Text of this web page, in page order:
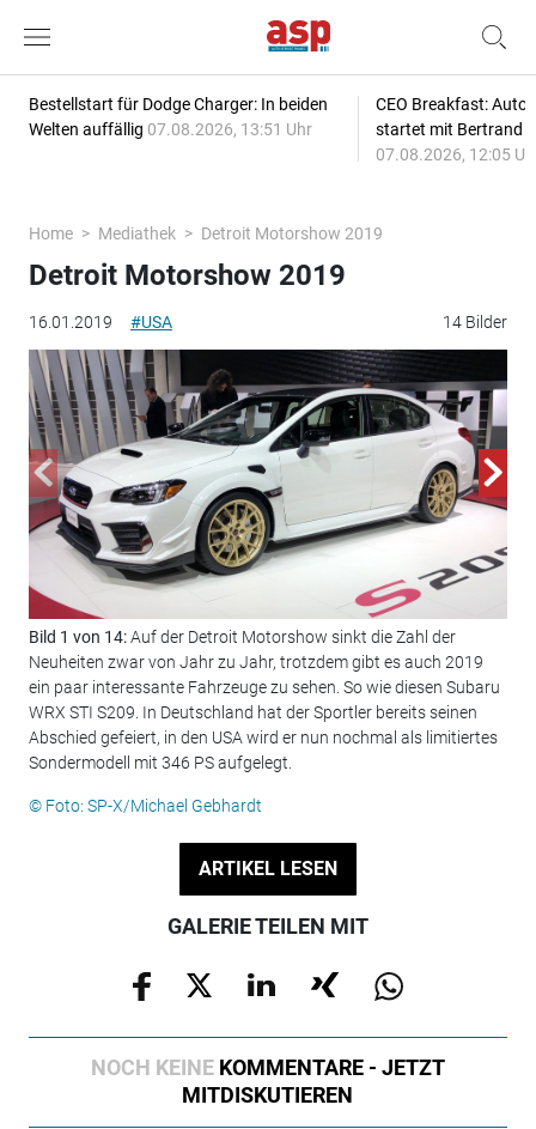
Bestellstart für Dodge Charger: In beiden
Welten auffällig 07.08.2026, 13:51 Uhr
CEO Breakfast:
startet mit Bertrand
07.08.2026, 12:05
Home Mediathek Detroit Motorshow 2019
16.01.2019 #USA 14 Bilder
Detroit Motorshow 2019
Bild 1 von 14:Auf der Detroit Motorshow sinkt die Zahl der
Neuheiten zwar von Jahr zu Jahr, trotzdem gibt es auch 2019
ein paar interessante Fahrzeuge zu sehen. So wie diesen Subaru
WRX STI S209. In Deutschland hat der Sportler bereits seinen
Abschied gefeiert, in den USA wird er nun nochmal als limitiertes
Sondermodell mit 346 PS aufgelegt.
© Foto: SP-X/Michael Gebhardt
ARTIKEL LESEN
GALERIE TEILEN MIT
NOCH KEINE KOMMENTARE - JETZT
MITDISKUTIEREN